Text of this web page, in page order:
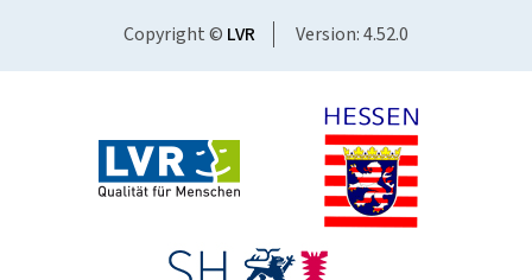
Copyright © LVR Version: 4.52.0